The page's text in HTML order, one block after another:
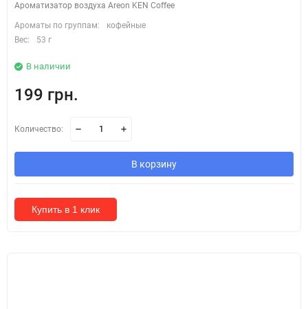
Ароматизатор воздуха Areon KEN Coffee
Ароматы по группам:
кофейные
Вес:
53 г
В наличии
199 грн.
Количество:
В корзину
Купить в 1 клик